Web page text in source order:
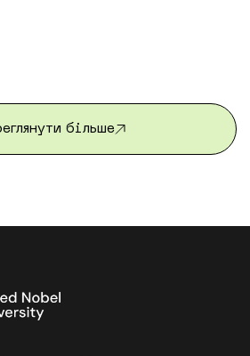
студенти повернулися
більше